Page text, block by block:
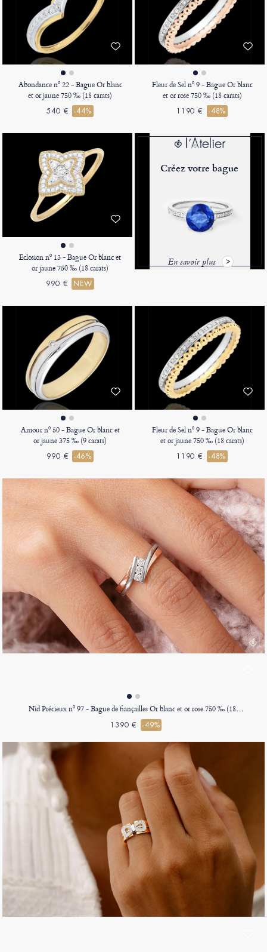
Abondance nº 22 - Bague Or blanc
et or jaune 750 ‰ (18 carats)
540 € -44%
Fleur de Sel nº 9 - Bague Or blanc
et or rose 750 ‰ (18 carats)
1190 € -48%
Eclosion nº 13 - Bague Or blanc et
or jaune 750 ‰ (18 carats)
990 € NEW
Créez votre bague
En savoir plus
Amour nº 50 - Bague Or blanc et
or jaune 375 ‰ (9 carats)
990 € -46%
Fleur de Sel nº 9 - Bague Or blanc
et or jaune 750 ‰ (18 carats)
1190 € -48%
Nid Précieux nº 97 - Bague de fiançailles Or blanc et or rose 750 ‰ (18 carats)
1390 € -49%